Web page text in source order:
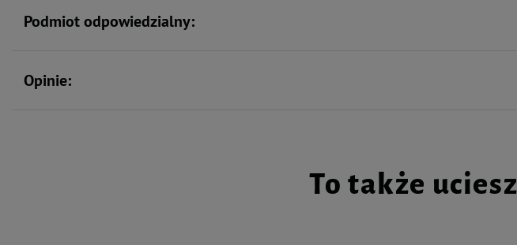
Podmiot odpowiedzialny:
Opinie:
To także